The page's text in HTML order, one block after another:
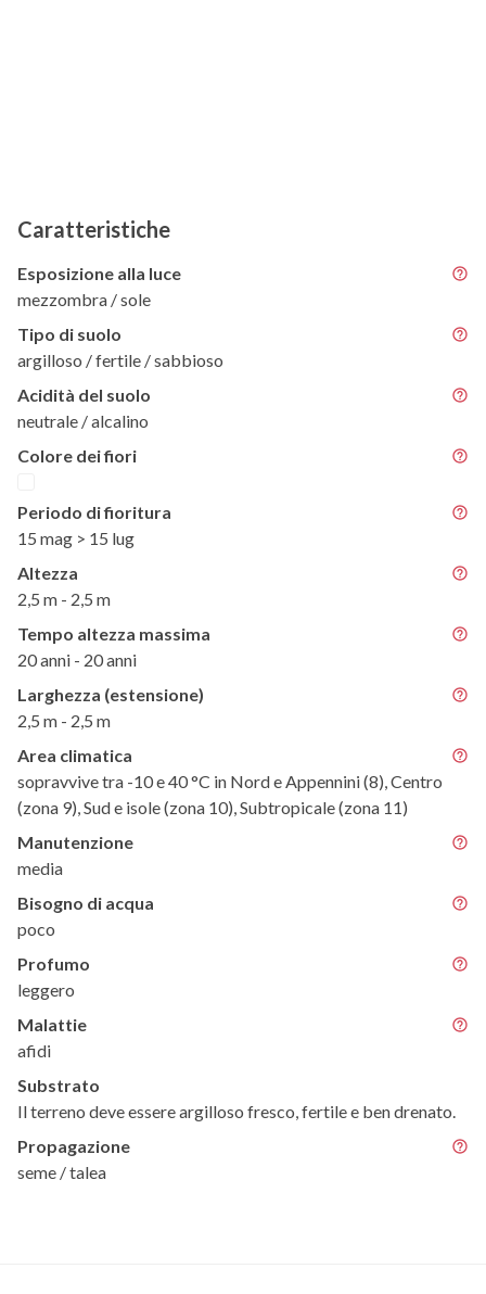
Caratteristiche
Esposizione alla luce
mezzombra / sole
Tipo di suolo
argilloso / fertile / sabbioso
Acidità del suolo
neutrale / alcalino
Colore dei fiori
Periodo di fioritura
15 mag > 15 lug
Altezza
2,5 m - 2,5 m
Tempo altezza massima
20 anni - 20 anni
Larghezza (estensione)
2,5 m - 2,5 m
Area climatica
sopravvive tra -10 e 40 °C in Nord e Appennini (8), Centro
(zona 9), Sud e isole (zona 10), Subtropicale (zona 11)
Manutenzione
media
Bisogno di acqua
poco
Profumo
leggero
Malattie
afidi
Substrato
Il terreno deve essere argilloso fresco, fertile e ben drenato.
Propagazione
seme / talea